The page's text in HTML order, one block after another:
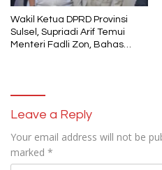
Wakil Ketua DPRD Provinsi
Sulsel, Supriadi Arif Temui
Menteri Fadli Zon, Bahas
Leave a Reply
Your email address will not be
marked *